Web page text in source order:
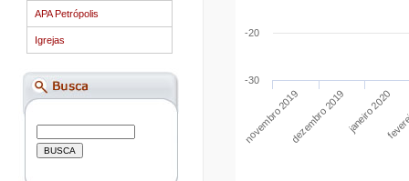
APA Petrópolis
Igrejas
novembro 2019dezembro 2019 janeiro 2020
-20
-30